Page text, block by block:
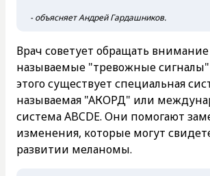
- объясняет Андрей Гардашников.
Врач советует обращать внимание
называемые "тревожные
этого существует специальная
называемая "АКОРД" или
система ABCDE. Они помогают
изменения, которые могут
развитии меланомы.